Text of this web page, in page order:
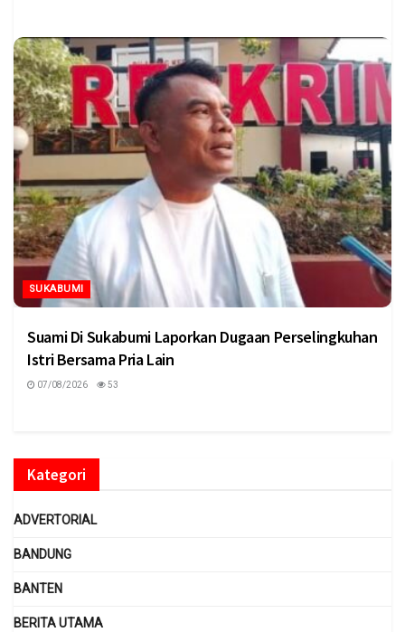
SUKABUMI
Suami Di Sukabumi Laporkan Dugaan Perselingkuhan
Istri Bersama Pria Lain
07/08/2026 53
Kategori
ADVERTORIAL
BANDUNG
BANTEN
BERITA UTAMA